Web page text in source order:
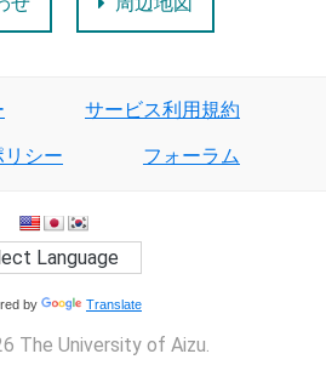
サービス利用規約
シー フォーラム
by Translate
The University of Aizu.